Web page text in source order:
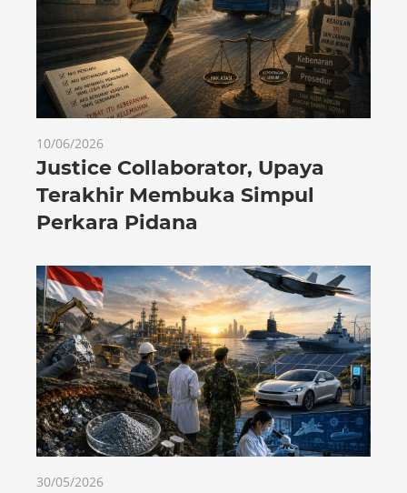
10/06/2026
Justice Collaborator, Upaya
Terakhir Membuka Simpul
Perkara Pidana
30/05/2026